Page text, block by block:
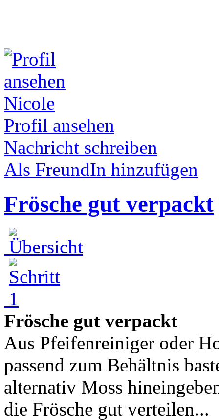
Nicole
Profil ansehen
Nachricht schreiben
Als FreundIn hinzufügen
Frösche gut verpackt
Frösche gut verpackt
Aus Pfeifenreiniger oder
passend zum Behältnis
alternativ Moss
die Frösche gut verteilen...